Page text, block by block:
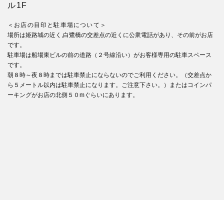
ル1F
＜お店の目印と駐車場について＞
場所は姫路城の近く,白鷺橋の交差点の近くに公衆電話があり、その前がお店
です。
駐車場は船場東ビルの前の道路（２号線沿い）がお客様専用の駐車スペース
です。
朝８時～夜８時までは駐車禁止にならないのでご利用ください。（交差点か
ら５メートル以内は駐車禁止になります。ご注意下さい。）またはコインパ
ーキングがお店の北側５０mぐらいにあります。